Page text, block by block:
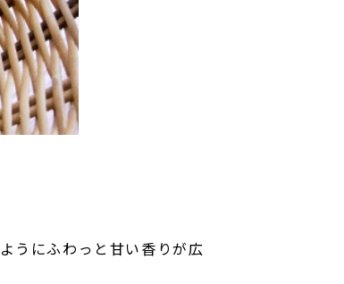
うにふわっと甘い香りが広